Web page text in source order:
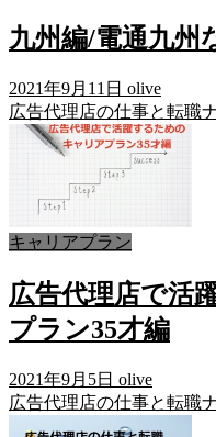
九州編/電通九州
2021年9月11日 olive
広告代理店の仕事と転職
キャリアプラン
広告代理店で活
プラン35才編
2021年9月5日 olive
広告代理店の仕事と転職